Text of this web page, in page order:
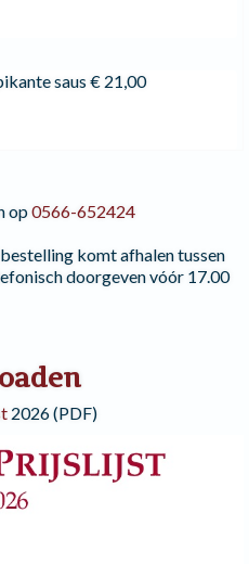
saus€ 21,00
op0566-652424
komt afhalen tussen
doorgeven vóór 17.00
2026 (PDF)